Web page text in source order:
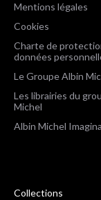
Mentions légales
Cookies
Charte de
données
Le Groupe Albin
Les librairies du
Michel
Albin Michel
Collections